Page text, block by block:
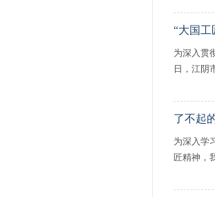
“大国工
为深入贯
日，江阴
了不起
为深入学
匠精神，